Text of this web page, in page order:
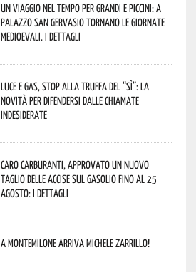
Un viaggio nel tempo per grandi e piccini: a
Palazzo San Gervasio tornano le Giornate
Medioevali. I dettagli
Luce e gas, stop alla truffa del “Sì”: la
novità per difendersi dalle chiamate
indesiderate
Caro carburanti, approvato un nuovo
taglio delle accise sul gasolio fino al 25
agosto: i dettagli
A Montemilone arriva Michele Zarrillo!